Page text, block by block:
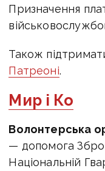
Призначення
Також
Патреоні.
Мир і Ко
Волонтерська
— допомога
Національній